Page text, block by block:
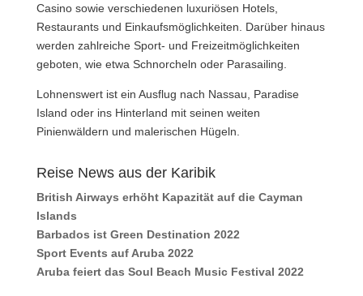
Casino sowie verschiedenen luxuriösen Hotels,
Restaurants und Einkaufsmöglichkeiten. Darüber hinaus
werden zahlreiche Sport- und Freizeitmöglichkeiten
geboten, wie etwa Schnorcheln oder Parasailing.
Lohnenswert ist ein Ausflug nach Nassau, Paradise
Island oder ins Hinterland mit seinen weiten
Pinienwäldern und malerischen Hügeln.
Reise News aus der Karibik
British Airways erhöht Kapazität auf die Cayman
Islands
Barbados ist Green Destination 2022
Sport Events auf Aruba 2022
Aruba feiert das Soul Beach Music Festival 2022